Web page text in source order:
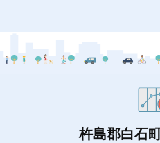
杵島郡白石